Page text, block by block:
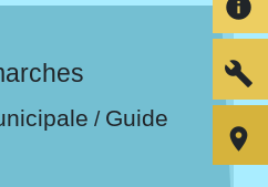
/ Guide
info
build
room